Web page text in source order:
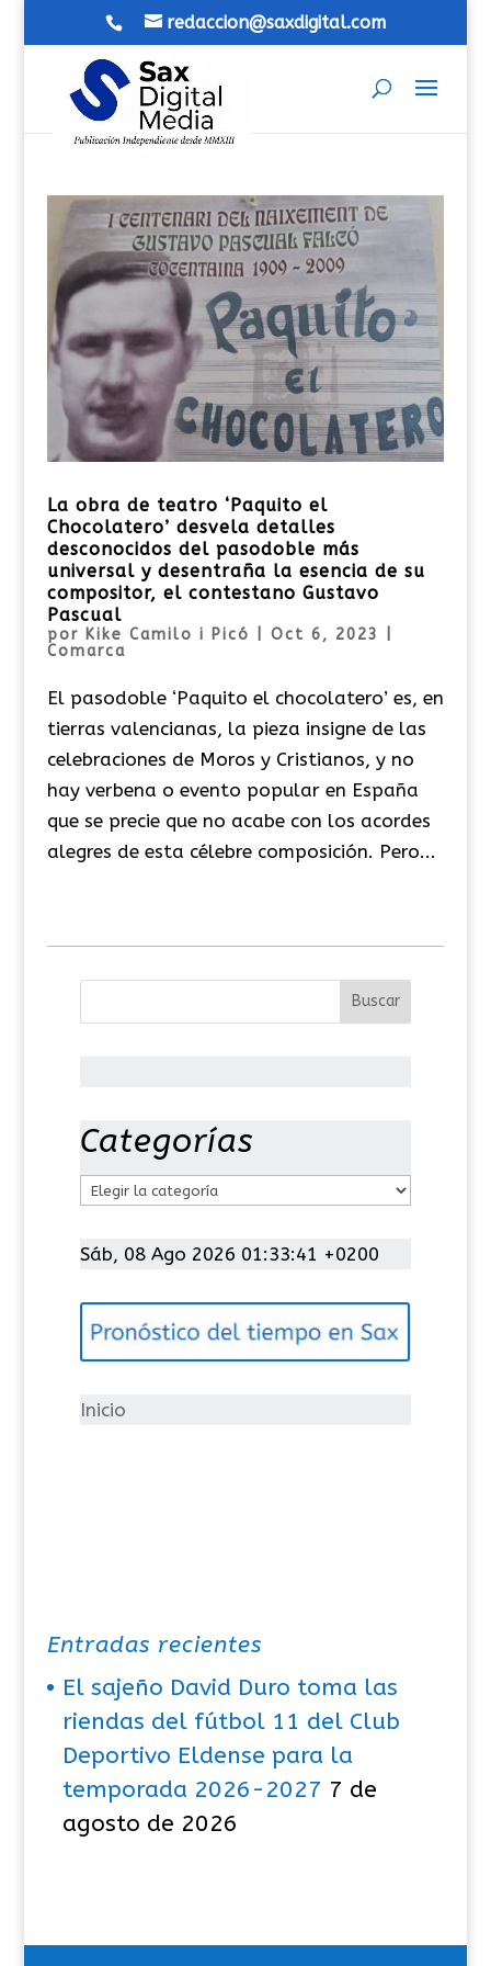
redaccion@saxdigital.com
La obra de teatro ‘Paquito el
Chocolatero’ desvela detalles
desconocidos del pasodoble más
universal y desentraña la esencia de su
compositor, el contestano Gustavo
Pascual
por Kike Camilo i Picó Oct 6, 2023
Comarca
El pasodoble ‘Paquito el chocolatero’ es, en
tierras valencianas, la pieza insigne de las
celebraciones de Moros y Cristianos, y no
hay verbena o evento popular en España
que se precie que no acabe con los acordes
alegres de esta célebre composición. Pero...
Categorías
t
g
í
Sáb, 08 Ago 2026 01:33:42 +0200
Inicio
Entradas recientes
El sajeño David Duro toma las
riendas del fútbol 11 del Club
Deportivo Eldense para la
temporada 2026-2027 7 de
agosto de 2026